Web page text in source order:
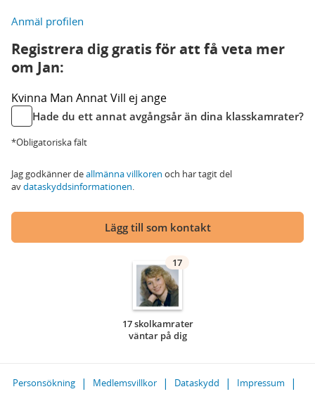
Anmäl profilen
Registrera dig gratis för att få veta mer
om Jan:
Kvinna Man AnnatVill ej ange
Hade du ett annat avgångsår än dina klasskamrater?
*Obligatoriska fält
Jag godkänner deallmänna villkoren och har tagit del
avdataskyddsinformationen.
Lägg till som kontakt
17
17 skolkamrater
väntar på dig
Personsökning Medlemsvillkor Dataskydd
Impressum